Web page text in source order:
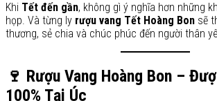
Khi Tết đến gần, không gì ý nghĩa hơn những
họp. Và từng ly rượu vang Tết Hoàng Bon sẽ
thương, sẻ chia và chúc phúc đến người thân
🍷 Rượu Vang Hoàng Bon –
100% Tại Úc